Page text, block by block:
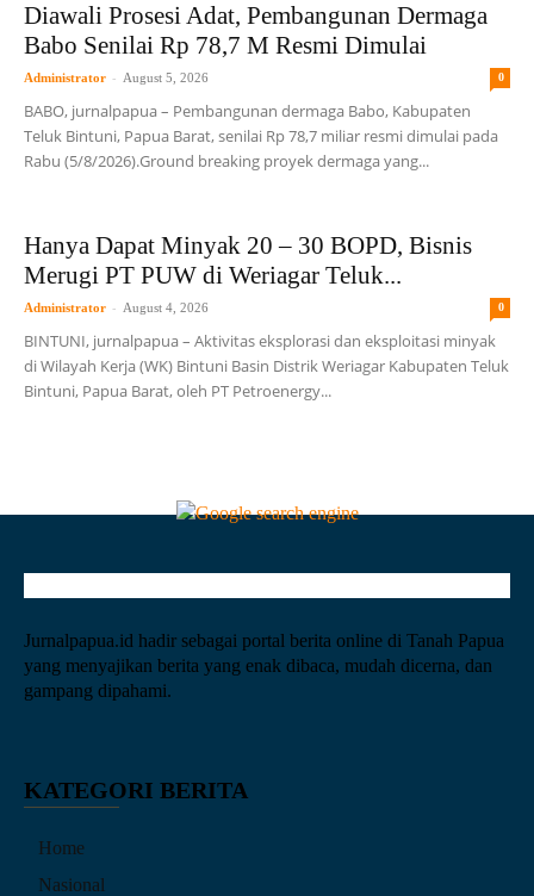
Diawali Prosesi Adat, Pembangunan Dermaga
Babo Senilai Rp 78,7 M Resmi Dimulai
Administrator - August 5, 2026 0
BABO, jurnalpapua – Pembangunan dermaga Babo, Kabupaten
Teluk Bintuni, Papua Barat, senilai Rp 78,7 miliar resmi dimulai pada
Rabu (5/8/2026).Ground breaking proyek dermaga yang...
Hanya Dapat Minyak 20 – 30 BOPD, Bisnis
Merugi PT PUW di Weriagar Teluk...
Administrator - August 4, 2026 0
BINTUNI, jurnalpapua – Aktivitas eksplorasi dan eksploitasi minyak
di Wilayah Kerja (WK) Bintuni Basin Distrik Weriagar Kabupaten Teluk
Bintuni, Papua Barat, oleh PT Petroenergy...
Jurnalpapua.id hadir sebagai portal berita online di Tanah Papua
yang menyajikan berita yang enak dibaca, mudah dicerna, dan
gampang dipahami.
KATEGORI BERITA
Home
Nasional